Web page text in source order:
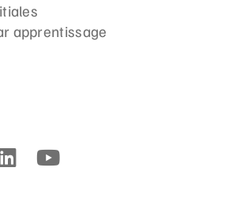
apprentissage